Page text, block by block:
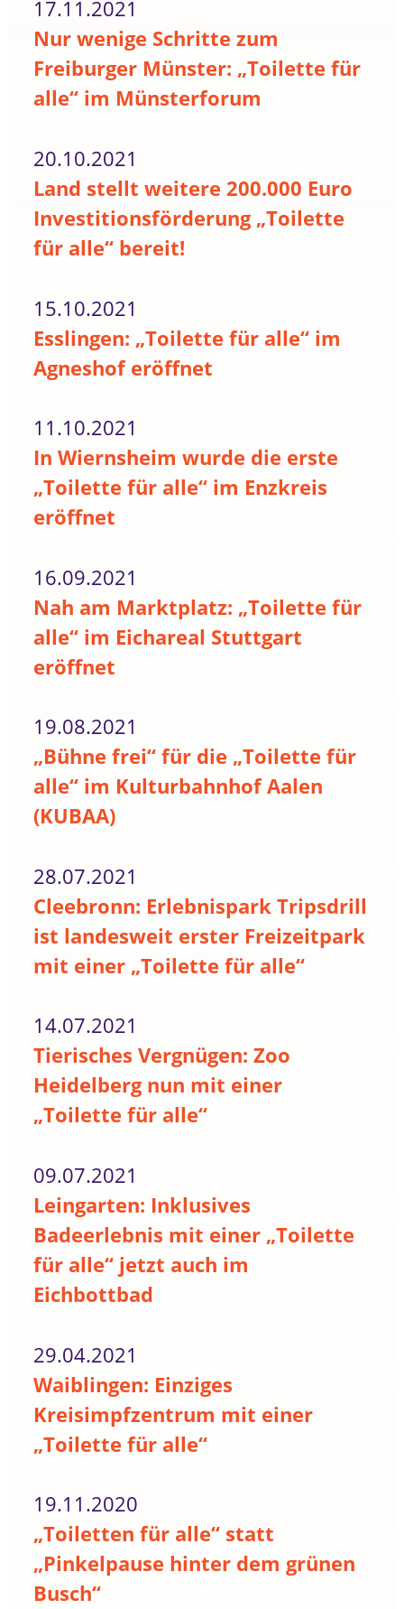
17.11.2021
Nur wenige Schritte zum
Freiburger Münster: „Toilette für
alle“ im Münsterforum
20.10.2021
Land stellt weitere 200.000 Euro
Investitionsförderung „Toilette
für alle“ bereit!
15.10.2021
Esslingen: „Toilette für alle“ im
Agneshof eröffnet
11.10.2021
In Wiernsheim wurde die erste
„Toilette für alle“ im Enzkreis
eröffnet
16.09.2021
Nah am Marktplatz: „Toilette für
alle“ im Eichareal Stuttgart
eröffnet
19.08.2021
„Bühne frei“ für die „Toilette für
alle“ im Kulturbahnhof Aalen
(KUBAA)
28.07.2021
Cleebronn: Erlebnispark Tripsdrill
ist landesweit erster Freizeitpark
mit einer „Toilette für alle“
14.07.2021
Tierisches Vergnügen: Zoo
Heidelberg nun mit einer
„Toilette für alle“
09.07.2021
Leingarten: Inklusives
Badeerlebnis mit einer „Toilette
für alle“ jetzt auch im
Eichbottbad
29.04.2021
Waiblingen: Einziges
Kreisimpfzentrum mit einer
„Toilette für alle“
19.11.2020
„Toiletten für alle“ statt
„Pinkelpause hinter dem grünen
Busch“